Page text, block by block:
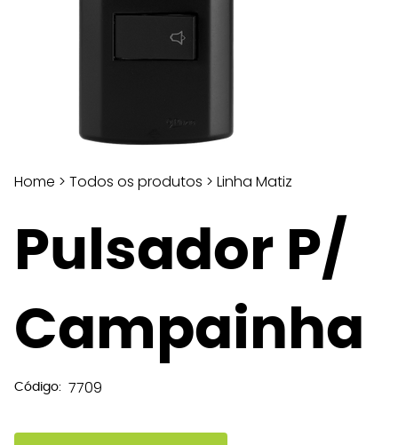
Home > Todos os produtos > Linha Matiz
Pulsador P/
Campainha
Código: 7709